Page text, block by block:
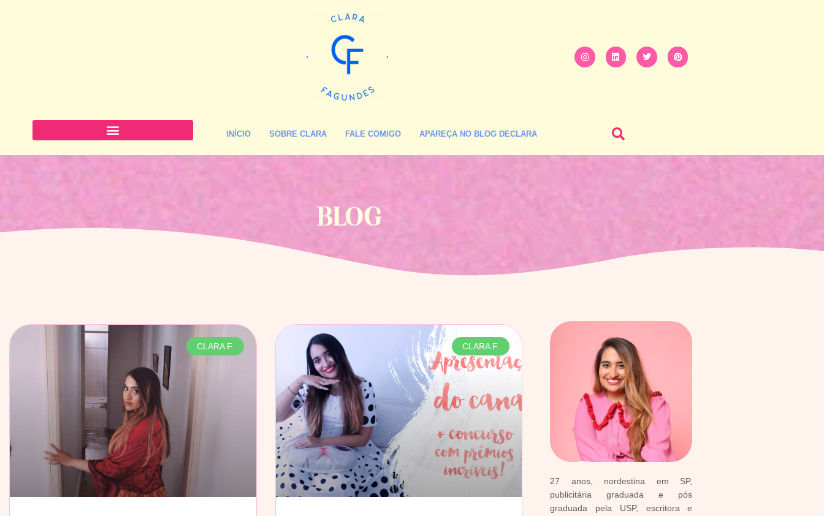
INÍCIO SOBRE CLARA FALE COMIGO APAREÇA NO BLOG DECLARA
BLOG
CLARA F. CLARA F.
27 anos, nordestina em SP,
publicitária graduada e pós
graduada pela USP, escritora e